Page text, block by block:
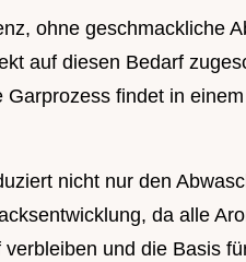
ohne geschmackliche
auf diesen Bedarf
findet in
nicht nur den
da alle
und die Basis